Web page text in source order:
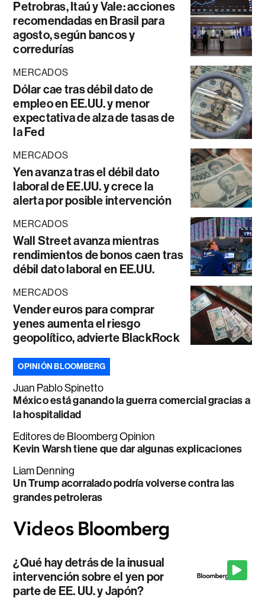
Petrobras, Itaú y Vale: acciones
recomendadas en Brasil para
agosto, según bancos y
corredurías
MERCADOS
Dólar cae tras débil dato de
empleo en EE.UU. y menor
expectativa de alza de tasas de
la Fed
MERCADOS
Yen avanza tras el débil dato
laboral de EE.UU. y crece la
alerta por posible intervención
MERCADOS
Wall Street avanza mientras
rendimientos de bonos caen tras
débil dato laboral en EE.UU.
MERCADOS
Vender euros para comprar
yenes aumenta el riesgo
geopolítico, advierte BlackRock
OPINIÓN BLOOMBERG
Juan Pablo Spinetto
México está ganando la guerra comercial gracias a
la hospitalidad
Editores de Bloomberg Opinion
Kevin Warsh tiene que dar algunas explicaciones
Liam Denning
Un Trump acorralado podría volverse contra las
grandes petroleras
¿Qué hay detrás de la inusual
intervención sobre el yen por
parte de EE. UU. y Japón?